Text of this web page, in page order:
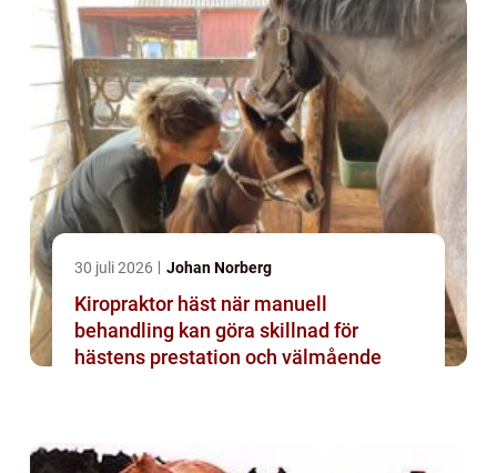
30 juli 2026 Johan Norberg
Kiropraktor häst när manuell
behandling kan göra skillnad för
hästens prestation och välmående